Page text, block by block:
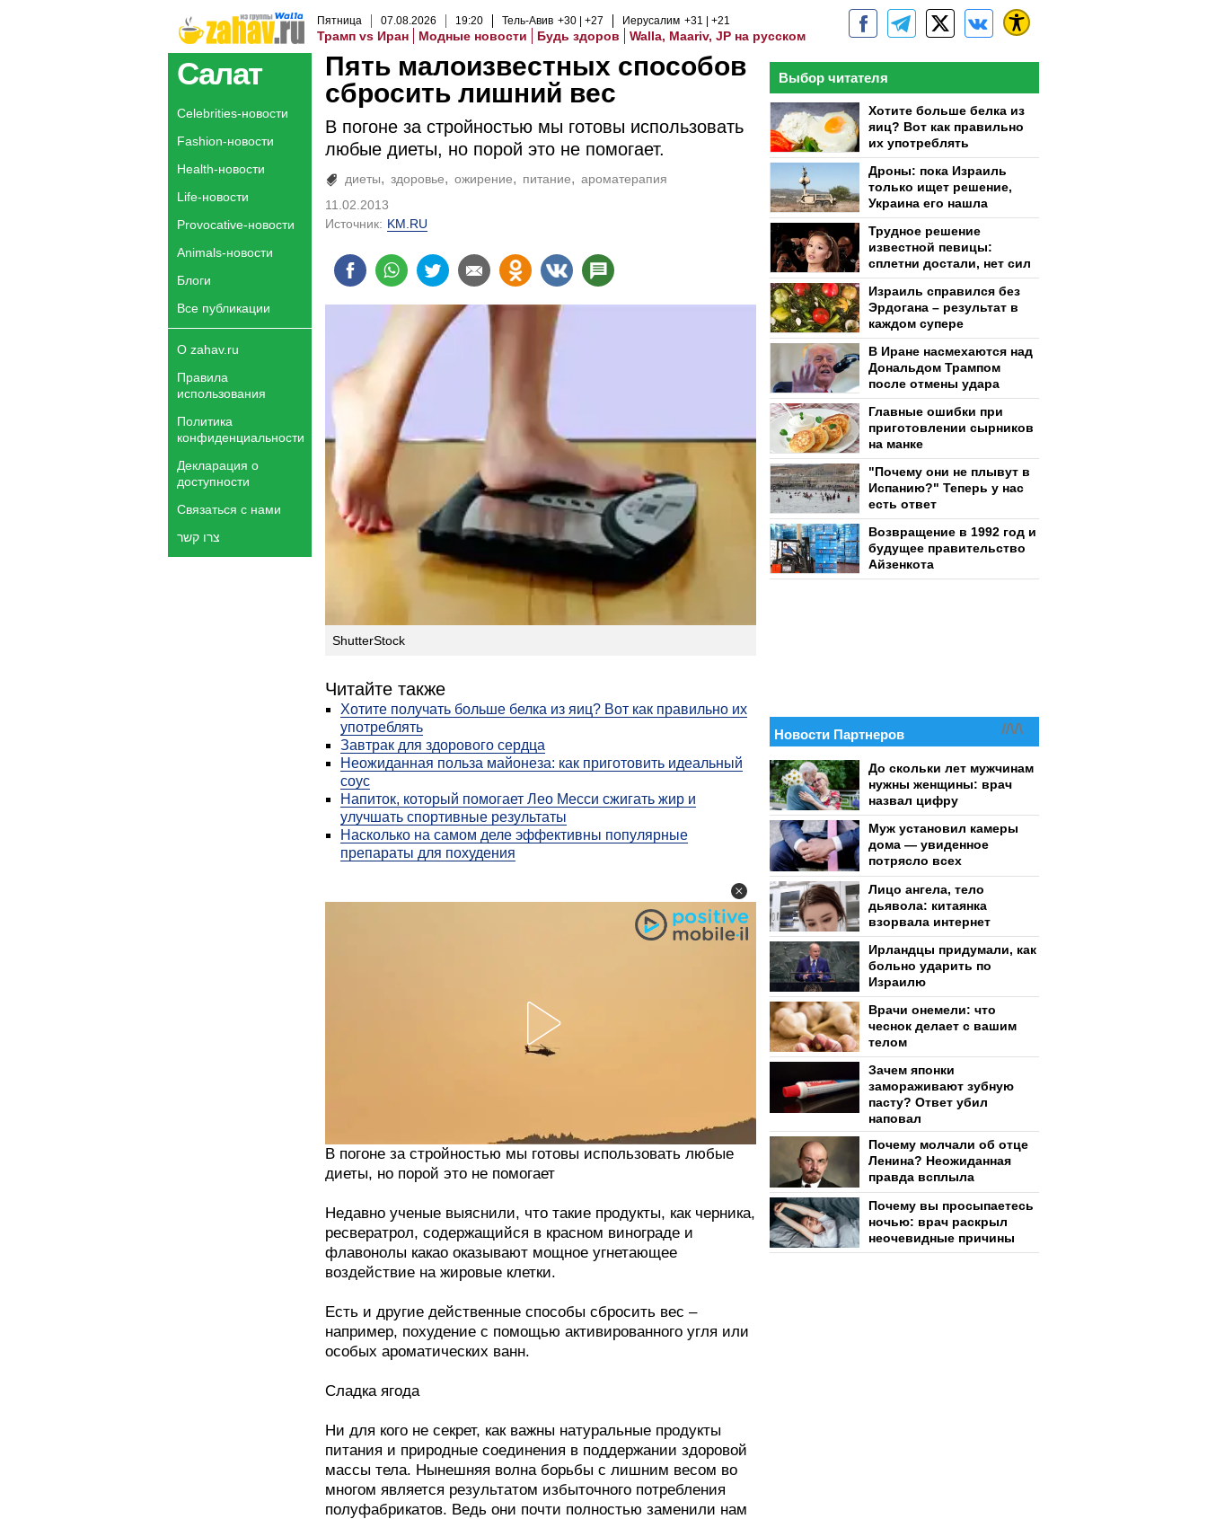
Пятница 07.08.2026 19:20 Тель-Авив +30 +27 Иерусалим +31 +21
Трамп vs Иран Модные новости Будь здоров Walla, Maariv, JP на русском
Салат
Celebrities-новости
Fashion-новости
Health-новости
Life-новости
Provocative-новости
Animals-новости
Блоги
Все публикации
О zahav.ru
Правила
использования
Политика
конфиденциальности
Декларация о
доступности
Связаться с нами
צרו קשר
Пять малоизвестных способов
сбросить лишний вес
В погоне за стройностью мы готовы использовать
любые диеты, но порой это не помогает.
диеты здоровье ожирение питание
ароматерапия
11.02.2013
Источник: KM.RU
ShutterStock
Читайте также
Хотите получать больше белка из яиц? Вот как правильно их
употреблять
Завтрак для здорового сердца
Неожиданная польза майонеза: как приготовить идеальный
соус
Напиток, который помогает Лео Месси сжигать жир и
улучшать спортивные результаты
Насколько на самом деле эффективны популярные
препараты для похудения
В погоне за стройностью мы готовы использовать любые
диеты, но порой это не помогает
Недавно ученые выяснили, что такие продукты, как черника,
ресвератрол, содержащийся в красном винограде и
флавонолы какао оказывают мощное угнетающее
воздействие на жировые клетки.
Есть и другие действенные способы сбросить вес –
например, похудение с помощью активированного угля или
особых ароматических ванн.
Сладка ягода
Ни для кого не секрет, как важны натуральные продукты
питания и природные соединения в поддержании здоровой
массы тела. Нынешняя волна борьбы с лишним весом во
многом является результатом избыточного потребления
полуфабрикатов. Ведь они почти полностью заменили нам
Выбор читателя
Хотите больше белка из
яиц? Вот как правильно
их употреблять
Дроны: пока Израиль
только ищет решение,
Украина его нашла
Трудное решение
известной певицы:
сплетни достали, нет сил
Израиль справился без
Эрдогана – результат в
каждом супере
В Иране насмехаются над
Дональдом Трампом
после отмены удара
Главные ошибки при
приготовлении сырников
на манке
"Почему они не плывут в
Испанию?" Теперь у нас
есть ответ
Возвращение в 1992 год и
будущее правительство
Айзенкота